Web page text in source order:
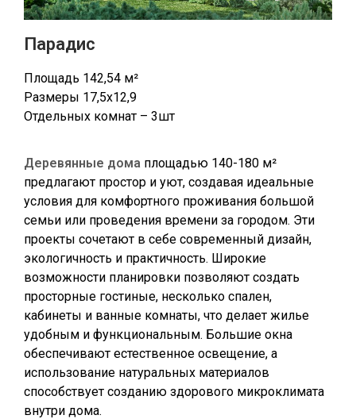
Парадис
Площадь 142,54 м²
Размеры 17,5х12,9
Отдельных комнат – 3шт
Деревянные дома площадью 140-180 м²
предлагают простор и уют, создавая идеальные
условия для комфортного проживания большой
семьи или проведения времени за городом. Эти
проекты сочетают в себе современный дизайн,
экологичность и практичность. Широкие
возможности планировки позволяют создать
просторные гостиные, несколько спален,
кабинеты и ванные комнаты, что делает жилье
удобным и функциональным. Большие окна
обеспечивают естественное освещение, а
использование натуральных материалов
способствует созданию здорового микроклимата
внутри дома.